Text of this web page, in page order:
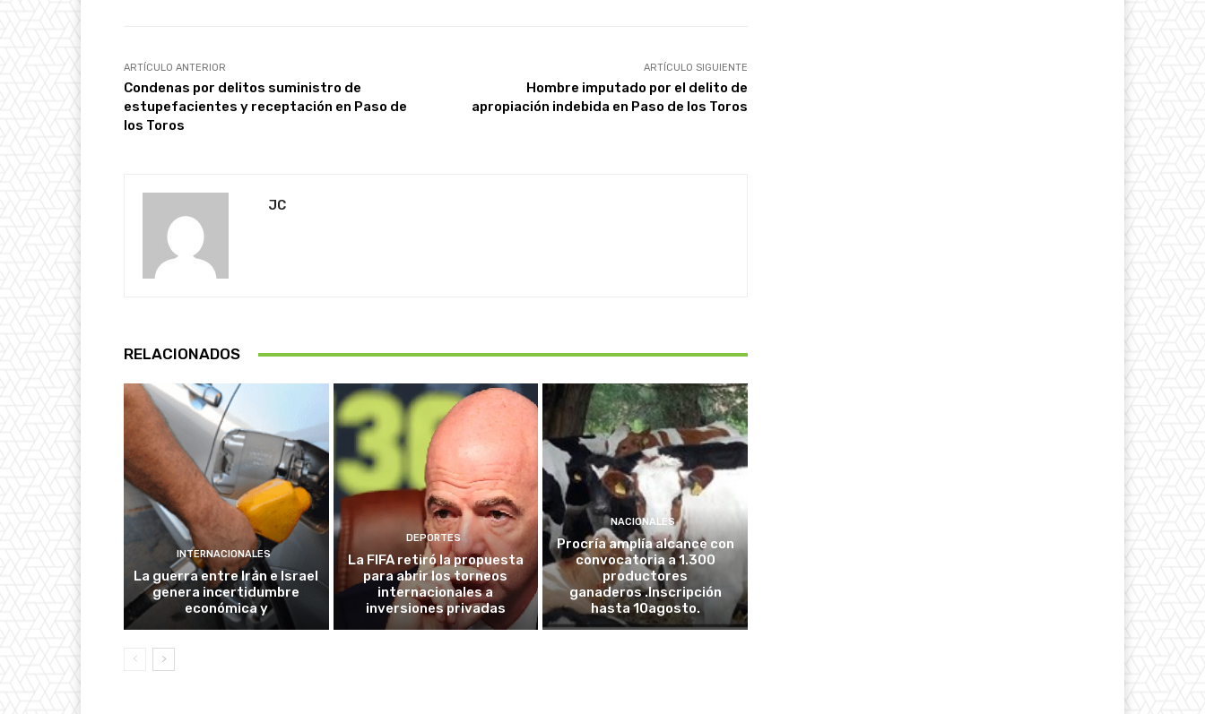
ARTÍCULO ANTERIOR
Condenas por delitos suministro de
estupefacientes y receptación en Paso de
los Toros
ARTÍCULO SIGUIENTE
Hombre imputado por el delito de
apropiación indebida en Paso de los Toros
JC
RELACIONADOS
INTERNACIONALES
La guerra entre Irán e Israel
genera incertidumbre
económica y
DEPORTES
La FIFA retiró la propuesta
para abrir los torneos
internacionales a
inversiones privadas
NACIONALES
Procría amplía alcance con
convocatoria a 1.300
productores
ganaderos .Inscripción
hasta 10agosto.